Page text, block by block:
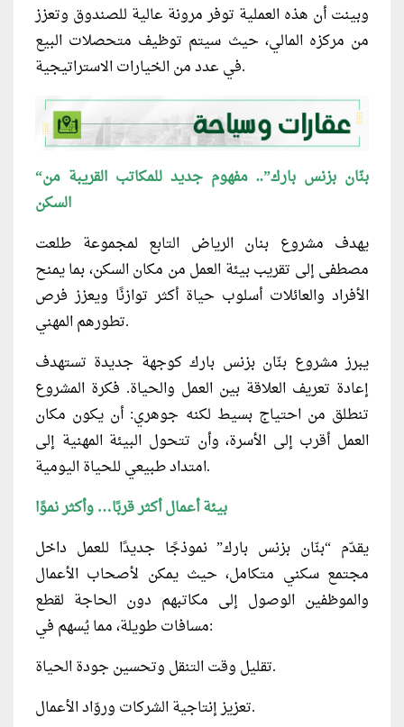
وبينت أن هذه العملية توفر مرونة عالية للصندوق وتعزز
من مركزه المالي، حيث سيتم توظيف متحصلات البيع
في عدد من الخيارات الاستراتيجية.
“بنّان بزنس بارك”.. مفهوم جديد للمكاتب القريبة من
يهدف مشروع بنان الرياض التابع لمجموعة طلعت
مصطفى إلى تقريب بيئة العمل من مكان السكن، بما يمنح
الأفراد والعائلات أسلوب حياة أكثر توازنًا ويعزز فرص
تطورهم المهني.
يبرز مشروع بنّان بزنس بارك كوجهة جديدة تستهدف
إعادة تعريف العلاقة بين العمل والحياة. فكرة المشروع
تنطلق من احتياج بسيط لكنه جوهري: أن يكون مكان
العمل أقرب إلى الأسرة، وأن تتحول البيئة المهنية إلى
امتداد طبيعي للحياة اليومية.
بيئة أعمال أكثر قربًا… وأكثر نموًا
يقدّم “بنّان بزنس بارك” نموذجًا جديدًا للعمل داخل
مجتمع سكني متكامل، حيث يمكن لأصحاب الأعمال
والموظفين الوصول إلى مكاتبهم دون الحاجة لقطع
مسافات طويلة، مما يُسهم في:
تقليل وقت التنقل وتحسين جودة الحياة.
تعزيز إنتاجية الشركات وروّاد الأعمال.